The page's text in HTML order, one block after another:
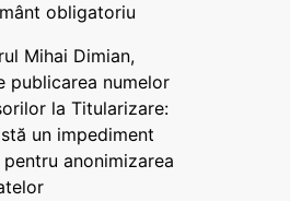
obligatoriu
Mihai Dimian,
publicarea numelor
la Titularizare:
un impediment
anonimizarea